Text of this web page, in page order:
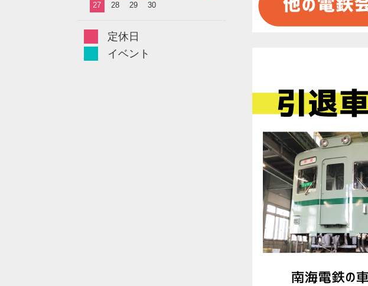
27 28 29 30
定休日
イベント